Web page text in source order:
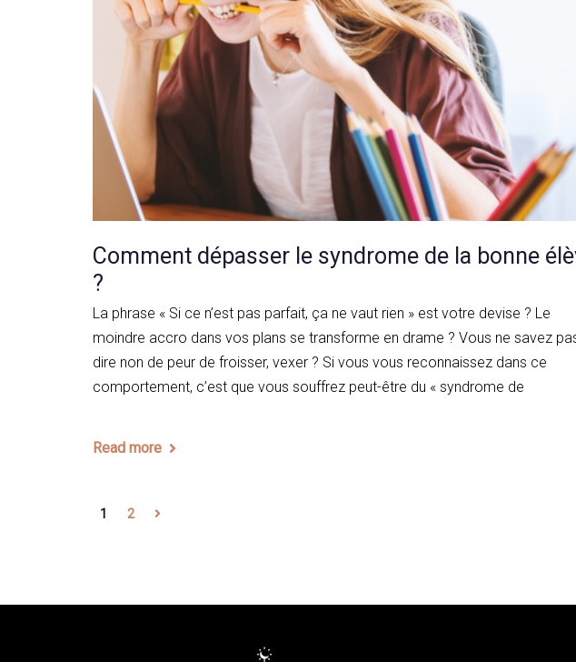
Comment dépasser le syndrome de la bonne
?
La phrase « Si ce n’est pas parfait, ça ne vaut rien » est votre devise ? Le
moindre accro dans vos plans se transforme en drame ? Vous ne savez
dire non de peur de froisser, vexer ? Si vous vous reconnaissez dans ce
comportement, c’est que vous souffrez peut-être du « syndrome de
Read more
1 2